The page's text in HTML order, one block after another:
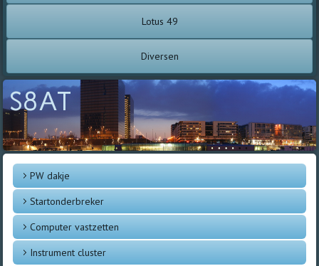
Lotus 49
Diversen
S8AT
PW dakje
Startonderbreker
Computer vastzetten
Instrument cluster